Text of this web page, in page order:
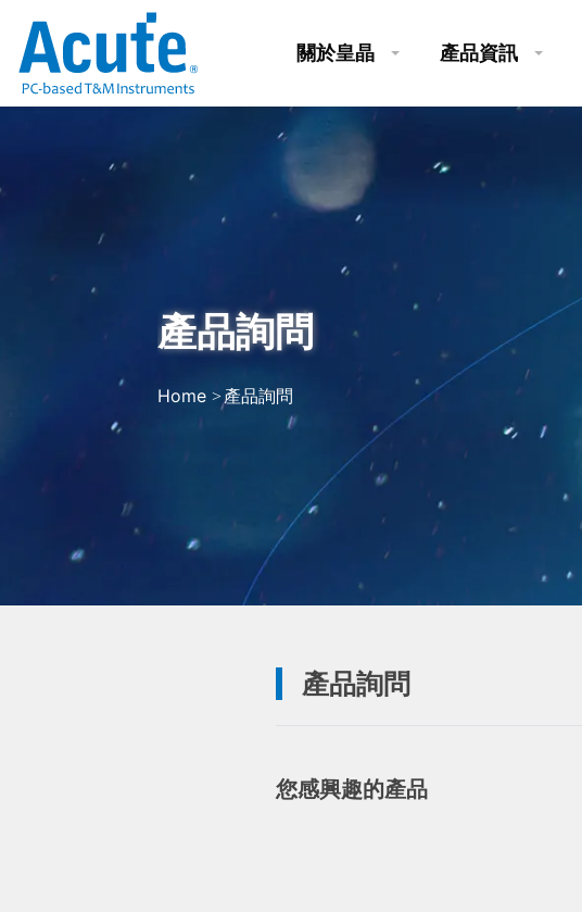
關於皇晶 產品資訊
產品詢問
Home 產品詢問
產品詢問
您感興趣的產品